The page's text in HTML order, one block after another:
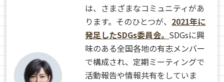
は、さまざまなコミュニティがあ
ります。そのひとつが、 2021年に
発足したSDGs委員会。 SDGsに興
味のある全国各地の有志メンバー
で構成され、定期ミーティングで
活動報告や情報共有をしていま